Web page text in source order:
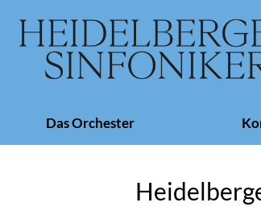
überspringenDas Orchester